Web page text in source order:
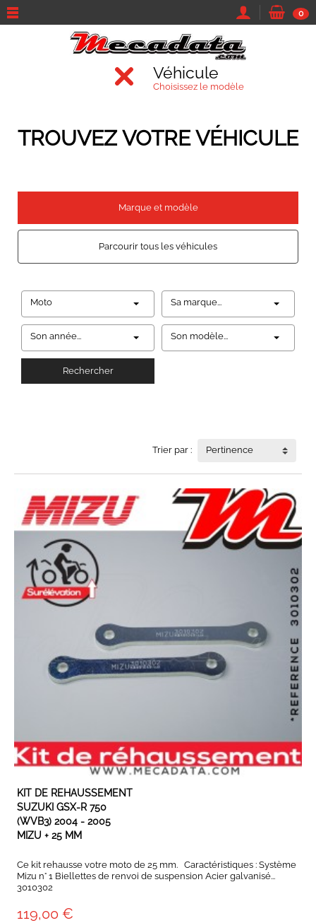
0
Véhicule
Choisissez le modèle
TROUVEZ VOTRE VÉHICULE
Marque et modèle
Parcourir tous les véhicules
Moto Sa marque...
Son année... Son modèle...
Rechercher
Trier par : Pertinence
KIT DE REHAUSSEMENT
SUZUKI GSX-R 750
(WVB3) 2004 - 2005
MIZU + 25 MM
Ce kit rehausse votre moto de 25 mm. Caractéristiques : Système
Mizu n° 1 Biellettes de renvoi de suspension Acier galvanisé...
3010302
119,00 €